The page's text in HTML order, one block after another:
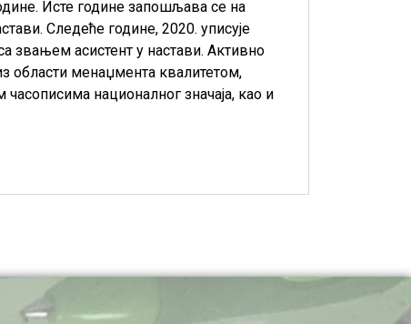
Исте године запошљава се на
Следеће године, 2020. уписује
звањем асистент у настави. Активно
области менаџмента квалитетом,
националног значаја, као и